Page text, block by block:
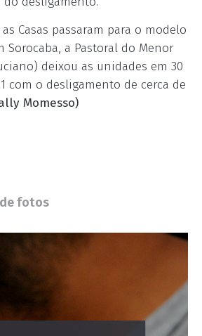
Casas passaram para o modelo
Sorocaba, a Pastoral do Menor
deixou as unidades em 30
com o desligamento de cerca de
Momesso)
fotos